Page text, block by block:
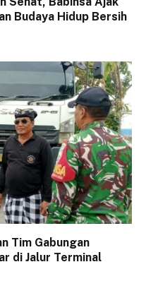
Budaya Hidup Bersih
Tim Gabungan
di Jalur Terminal